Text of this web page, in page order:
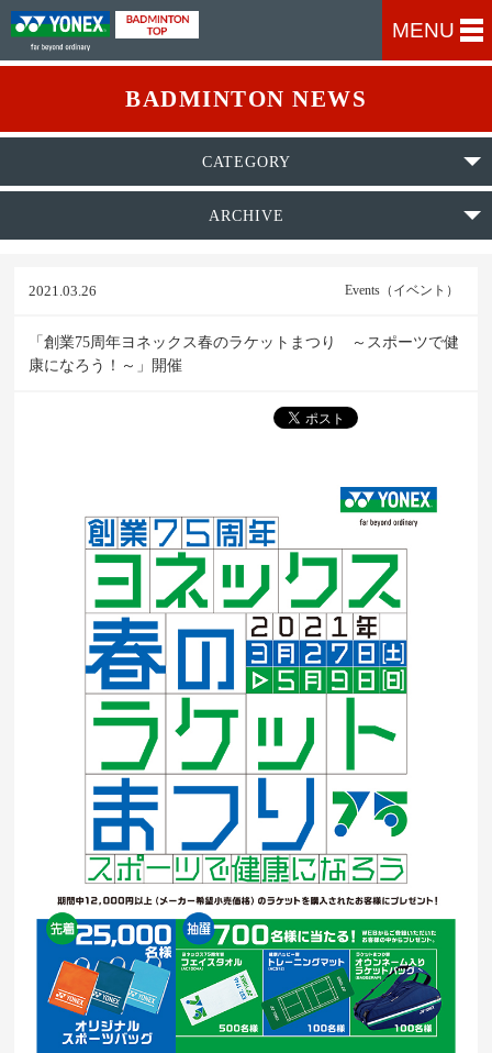
MENU
BADMINTON NEWS
CATEGORY
ARCHIVE
2021.03.26 Events（イベント）
「創業75周年ヨネックス春のラケットまつり ～スポーツで健
康になろう！～」開催